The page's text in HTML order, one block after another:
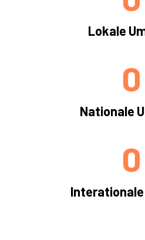
Lokale
Nationale
0
Interationale
0